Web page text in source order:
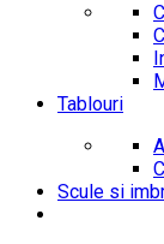
Tablouri
Scule si